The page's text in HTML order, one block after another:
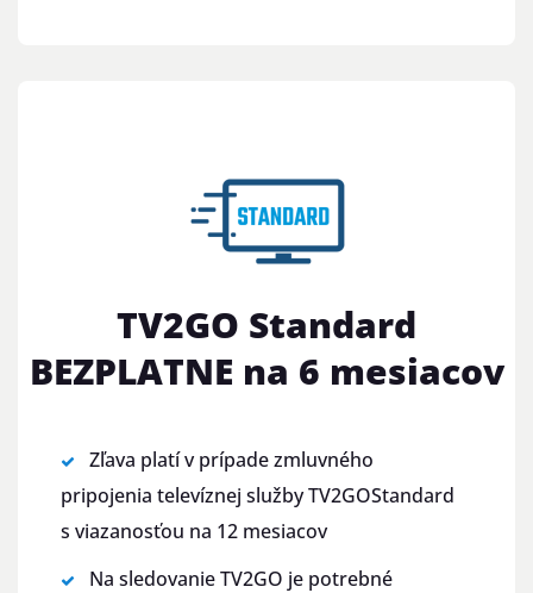
TV2GO Standard
BEZPLATNE na 6 mesiacov
Zľava platí v prípade zmluvného
pripojenia televíznej služby TV2GOStandard
s viazanosťou na 12 mesiacov
Na sledovanie TV2GO je potrebné